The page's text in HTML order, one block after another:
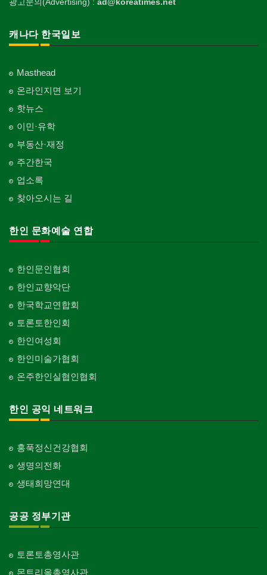
캐나다 한국일보
Masthead
온라인지면 보기
핫뉴스
이민·유학
부동산·재정
주간한국
업소록
찾아오시는 길
한인 문화예술 연합
한인문인협회
한인교향악단
한국학교연합회
토론토한인회
한인여성회
한인미술가협회
온주한인실협인협회
한인 공익 네트워크
홍푹정신건강협회
생명의전화
생태희망연대
공공 정부기관
토론토총영사관
몬트리올총영사관